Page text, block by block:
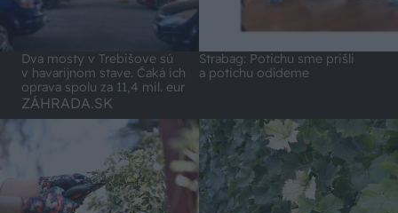
Dva mosty v Trebišove sú
v havarijnom stave. Čaká ich
oprava spolu za 11,4 mil. eur
Strabag: Potichu sme prišli
a potichu odídeme
ZÁHRADA.SK